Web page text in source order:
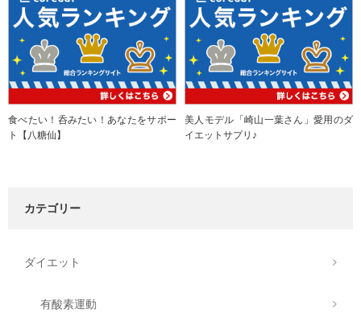
食べたい！呑みたい！あなたをサポー
ト【八糖仙】
美人モデル「崎山一葉さん」愛用のダ
イエットサプリ♪
カテゴリー
ダイエット
有酸素運動